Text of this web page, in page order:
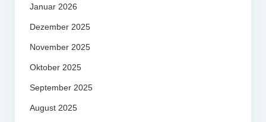
Januar 2026
Dezember 2025
November 2025
Oktober 2025
September 2025
August 2025